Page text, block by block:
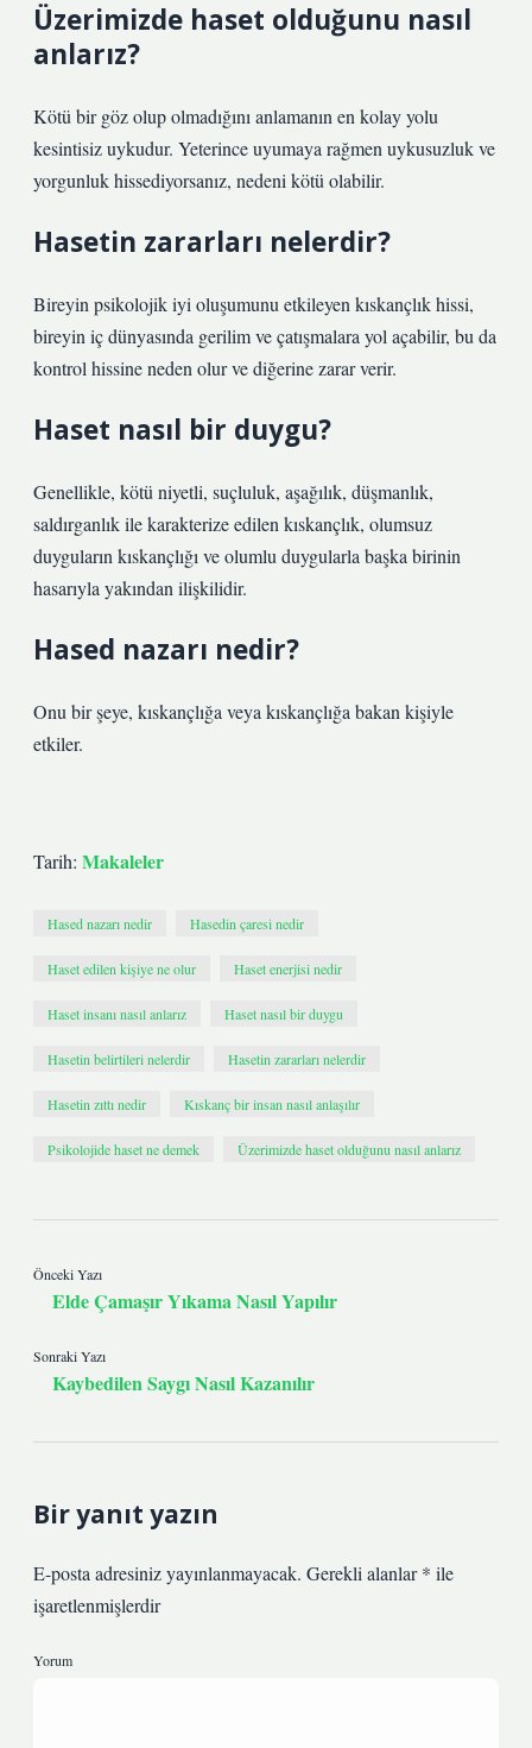
Üzerimizde haset olduğunu nasıl
anlarız?
Kötü bir göz olup olmadığını anlamanın en kolay yolu
kesintisiz uykudur. Yeterince uyumaya rağmen uykusuzluk ve
yorgunluk hissediyorsanız, nedeni kötü olabilir.
Hasetin zararları nelerdir?
Bireyin psikolojik iyi oluşumunu etkileyen kıskançlık hissi,
bireyin iç dünyasında gerilim ve çatışmalara yol açabilir, bu da
kontrol hissine neden olur ve diğerine zarar verir.
Haset nasıl bir duygu?
Genellikle, kötü niyetli, suçluluk, aşağılık, düşmanlık,
saldırganlık ile karakterize edilen kıskançlık, olumsuz
duyguların kıskançlığı ve olumlu duygularla başka birinin
hasarıyla yakından ilişkilidir.
Hased nazarı nedir?
Onu bir şeye, kıskançlığa veya kıskançlığa bakan kişiyle
etkiler.
Tarih: Makaleler
Hased nazarı nedir Hasedin çaresi nedir
Haset edilen kişiye ne olur Haset enerjisi nedir
Haset insanı nasıl anlarız Haset nasıl bir duygu
Hasetin belirtileri nelerdir Hasetin zararları nelerdir
Hasetin zıttı nedir Kıskanç bir insan nasıl anlaşılır
Psikolojide haset ne demek Üzerimizde haset olduğunu nasıl anlarız
Önceki Yazı
Elde Çamaşır Yıkama Nasıl Yapılır
Sonraki Yazı
Kaybedilen Saygı Nasıl Kazanılır
Bir yanıt yazın
E-posta adresiniz yayınlanmayacak. Gerekli alanlar* ile
işaretlenmişlerdir
Yorum